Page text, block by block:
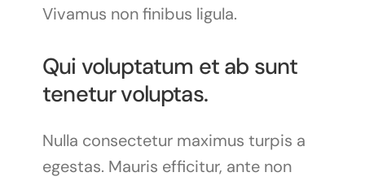
Vivamus non finibus ligula.
Qui voluptatum et ab sunt
tenetur voluptas.
Nulla consectetur maximus turpis a
egestas. Mauris efficitur, ante non